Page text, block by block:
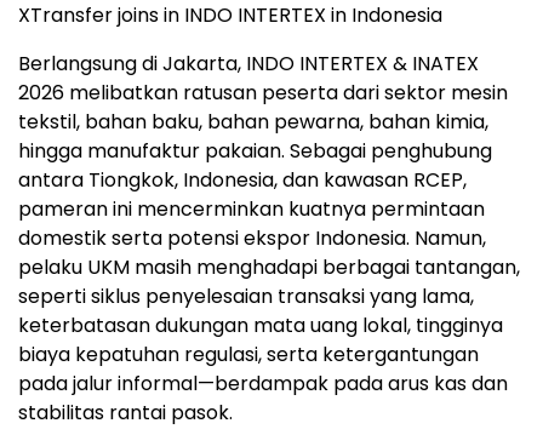
XTransfer joins in INDO INTERTEX in Indonesia
Berlangsung di Jakarta, INDO INTERTEX & INATEX
2026 melibatkan ratusan peserta dari sektor mesin
tekstil, bahan baku, bahan pewarna, bahan kimia,
hingga manufaktur pakaian. Sebagai penghubung
antara Tiongkok, Indonesia, dan kawasan RCEP,
pameran ini mencerminkan kuatnya permintaan
domestik serta potensi ekspor Indonesia. Namun,
pelaku UKM masih menghadapi berbagai tantangan,
seperti siklus penyelesaian transaksi yang lama,
keterbatasan dukungan mata uang lokal, tingginya
biaya kepatuhan regulasi, serta ketergantungan
pada jalur informal—berdampak pada arus kas dan
stabilitas rantai pasok.